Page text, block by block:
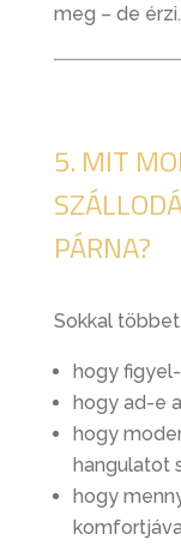
meg – de
5. MIT
PÁRNA?
Sokkal
hogy
hogy ad-e
hogy
hangulatot
hogy